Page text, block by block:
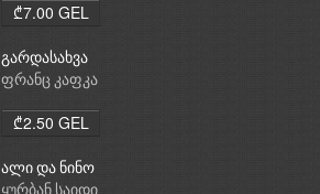
₾7.00 GEL
გარდასახვა
ფრანც კაფკა
₾2.50 GEL
ალი და ნინო